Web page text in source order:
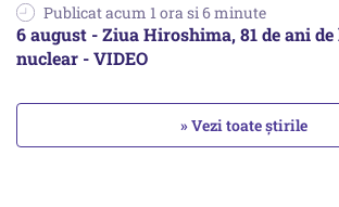
Publicat acum 1 ora si 6 minute
6 august - Ziua Hiroshima, 81 de ani
nuclear - VIDEO
» Vezi toate știrile